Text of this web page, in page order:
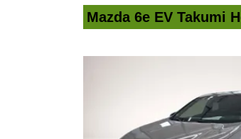
Mazda 6e EV Takumi